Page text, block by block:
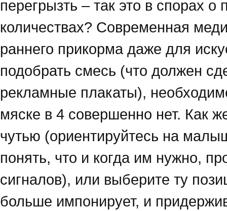
перегрызть – так это в спорах о
количествах? Современная
раннего прикорма даже для
подобрать смесь (что должен
рекламные плакаты),
мяске в 4 совершенно нет. Как
чутью (ориентируйтесь на
понять, что и когда им нужно,
сигналов), или выберите ту
больше импонирует, и